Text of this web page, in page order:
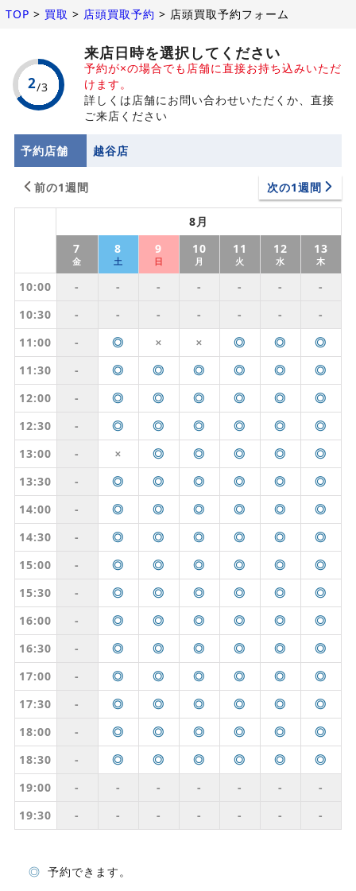
TOP > 買取 > 店頭買取予約 > 店頭買取予約フォーム
来店日時を選択してください
予約が×の場合でも店舗に直接お持ち込みいただ
けます。
詳しくは店舗にお問い合わせいただくか、直接
ご来店ください
予約店舗 越谷店
前の1週間 次の1週間
8月
7
金
8
土
9
日
10
月
11
火
12
水
13
木
10:00 - - - - - -
-
10:30
- - - - - -
-
11:00
- ◎ ✕ ✕ ◎ ◎
◎
11:30
- ◎ ◎ ◎ ◎ ◎
◎
12:00
- ◎ ◎ ◎ ◎ ◎
◎
12:30
- ◎ ◎ ◎ ◎ ◎
◎
13:00
- ✕ ◎ ◎ ◎ ◎
◎
13:30
- ◎ ◎ ◎ ◎ ◎
◎
14:00
- ◎ ◎ ◎ ◎ ◎
◎
14:30
- ◎ ◎ ◎ ◎ ◎
◎
15:00
- ◎ ◎ ◎ ◎ ◎
◎
15:30
- ◎ ◎ ◎ ◎ ◎
◎
16:00
- ◎ ◎ ◎ ◎ ◎
◎
16:30
- ◎ ◎ ◎ ◎ ◎
◎
17:00
- ◎ ◎ ◎ ◎ ◎
◎
17:30
- ◎ ◎ ◎ ◎ ◎
◎
18:00
- ◎ ◎ ◎ ◎ ◎
◎
18:30
- ◎ ◎ ◎ ◎ ◎
◎
19:00
- - - - - -
-
19:30
- - - - - - -
◎ 予約できます。